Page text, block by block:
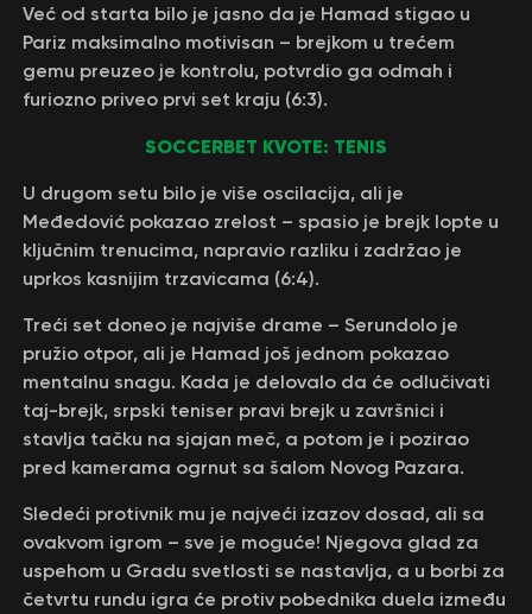
Već od starta bilo je jasno da je Hamad stigao u
Pariz maksimalno motivisan – brejkom u trećem
gemu preuzeo je kontrolu, potvrdio ga odmah i
furiozno priveo prvi set kraju (6:3).
SOCCERBET KVOTE: TENIS
U drugom setu bilo je više oscilacija, ali je
Međedović pokazao zrelost – spasio je brejk lopte u
ključnim trenucima, napravio razliku i zadržao je
uprkos kasnijim trzavicama (6:4).
Treći set doneo je najviše drame – Serundolo je
pružio otpor, ali je Hamad još jednom pokazao
mentalnu snagu. Kada je delovalo da će odlučivati
taj-brejk, srpski teniser pravi brejk u završnici i
stavlja tačku na sjajan meč, a potom je i pozirao
pred kamerama ogrnut sa šalom Novog Pazara.
Sledeći protivnik mu je najveći izazov dosad, ali sa
ovakvom igrom – sve je moguće! Njegova glad za
uspehom u Gradu svetlosti se nastavlja, a u borbi za
četvrtu rundu igra će protiv pobednika duela između